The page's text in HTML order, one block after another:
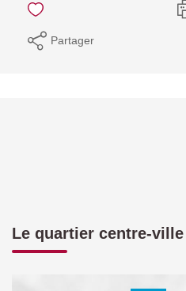
Partager
Le quartier centre-ville